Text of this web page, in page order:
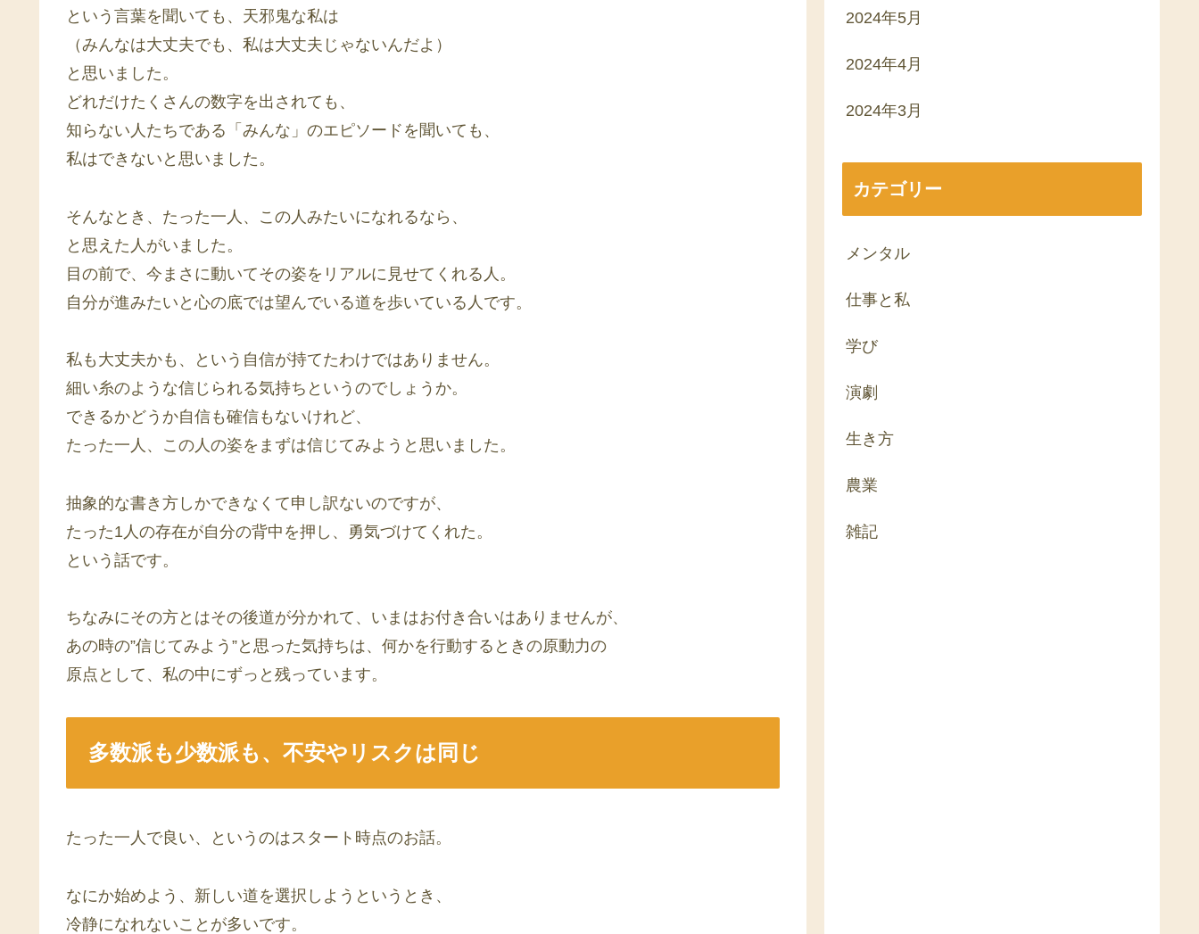
という言葉を聞いても、天邪鬼な私は
（みんなは大丈夫でも、私は大丈夫じゃないんだよ）
と思いました。
どれだけたくさんの数字を出されても、
知らない人たちである「みんな」のエピソードを聞いても、
私はできないと思いました。
そんなとき、たった一人、この人みたいになれるなら、
と思えた人がいました。
目の前で、今まさに動いてその姿をリアルに見せてくれる人。
自分が進みたいと心の底では望んでいる道を歩いている人です。
私も大丈夫かも、という自信が持てたわけではありません。
細い糸のような信じられる気持ちというのでしょうか。
できるかどうか自信も確信もないけれど、
たった一人、この人の姿をまずは信じてみようと思いました。
抽象的な書き方しかできなくて申し訳ないのですが、
たった1人の存在が自分の背中を押し、勇気づけてくれた。
という話です。
ちなみにその方とはその後道が分かれて、いまはお付き合いはありませんが、
あの時の”信じてみよう”と思った気持ちは、何かを行動するときの原動力の
原点として、私の中にずっと残っています。
多数派も少数派も、不安やリスクは同じ
たった一人で良い、というのはスタート時点のお話。
なにか始めよう、新しい道を選択しようというとき、
冷静になれないことが多いです。
2024年5月
2024年4月
2024年3月
カテゴリー
メンタル
仕事と私
学び
演劇
生き方
農業
雑記